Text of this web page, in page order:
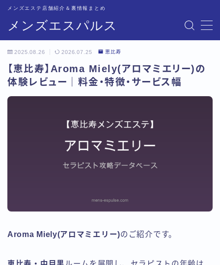
メンズエスパルス
メンズエステ店舗紹介＆裏情報まとめ
記事一覧
2025.08.26 2026.07.25 恵比寿
【恵比寿】Aroma Miely(アロマミエリー)の
体験レビュー｜料金・特徴・サービス幅
Aroma Miely(アロマミエリー)のご紹介です。